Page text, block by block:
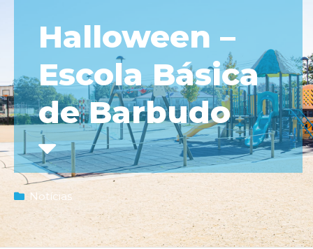
Halloween –
Escola Básica
de Barbudo
Notícias